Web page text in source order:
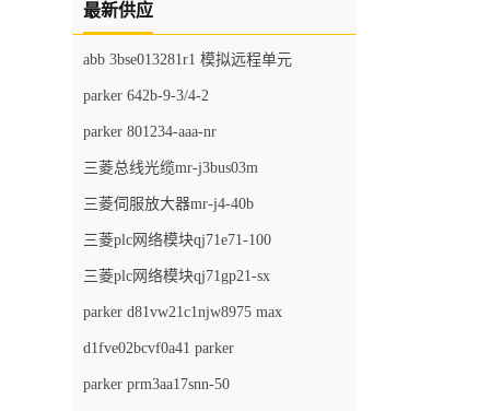
最新供应
abb 3bse013281r1 模拟远程单元
parker 642b-9-3/4-2
parker 801234-aaa-nr
三菱总线光缆mr-j3bus03m
三菱伺服放大器mr-j4-40b
三菱plc网络模块qj71e71-100
三菱plc网络模块qj71gp21-sx
parker d81vw21c1njw8975 max
d1fve02bcvf0a41 parker
parker prm3aa17snn-50